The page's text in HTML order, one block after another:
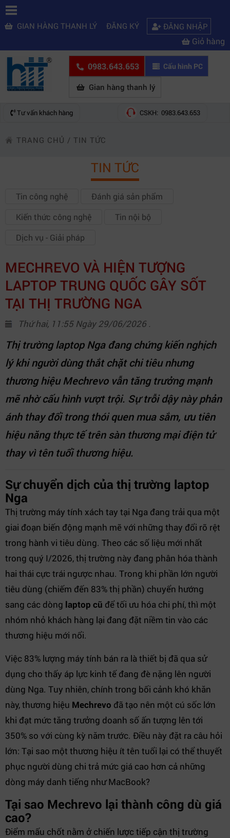
GIAN HÀNG THANH LÝ ĐĂNG KÝ ĐĂNG NHẬP
Giỏ hàng
0983.643.653 Cấu hình PC
Gian hàng thanh lý
Tư vấn khách hàng CSKH: 0983.643.653
TRANG CHỦ / TIN TỨC
TIN TỨC
Tin công nghệ
Đánh giá sản phẩm
Kiến thức công nghệ
Tin nội bộ
Dịch vụ - Giải pháp
MECHREVO VÀ HIỆN TƯỢNG
LAPTOP TRUNG QUỐC GÂY SỐT
TẠI THỊ TRƯỜNG NGA
Thứ hai, 11:55 Ngày 29/06/2026 .
Thị trường laptop Nga đang chứng kiến nghịch
lý khi người dùng thắt chặt chi tiêu nhưng
thương hiệu Mechrevo vẫn tăng trưởng mạnh
mẽ nhờ cấu hình vượt trội. Sự trỗi dậy này phản
ánh thay đổi trong thói quen mua sắm, ưu tiên
hiệu năng thực tế trên sàn thương mại điện tử
thay vì tên tuổi thương hiệu.
Sự chuyển dịch của thị trường laptop
Nga
Thị trường máy tính xách tay tại Nga đang trải qua một
giai đoạn biến động mạnh mẽ với những thay đổi rõ rệt
trong hành vi tiêu dùng. Theo các số liệu mới nhất
trong quý I/2026, thị trường này đang phân hóa thành
hai thái cực trái ngược nhau. Trong khi phần lớn người
tiêu dùng (chiếm đến 83% thị phần) chuyển hướng
sang các dòng laptop cũ để tối ưu hóa chi phí, thì một
nhóm nhỏ khách hàng lại đang đặt niềm tin vào các
thương hiệu mới nổi.
Việc 83% lượng máy tính bán ra là thiết bị đã qua sử
dụng cho thấy áp lực kinh tế đang đè nặng lên người
dùng Nga. Tuy nhiên, chính trong bối cảnh khó khăn
này, thương hiệu Mechrevo đã tạo nên một cú sốc lớn
khi đạt mức tăng trưởng doanh số ấn tượng lên tới
350% so với cùng kỳ năm trước. Điều này đặt ra câu hỏi
lớn: Tại sao một thương hiệu ít tên tuổi lại có thể thuyết
phục người dùng chi trả mức giá cao hơn cả những
dòng máy danh tiếng như MacBook?
Tại sao Mechrevo lại thành công dù giá
cao?
Điểm mấu chốt nằm ở chiến lược tiếp cận thị trường